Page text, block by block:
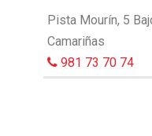
Pista Mourín, 5
Camariñas
981 73 70 74